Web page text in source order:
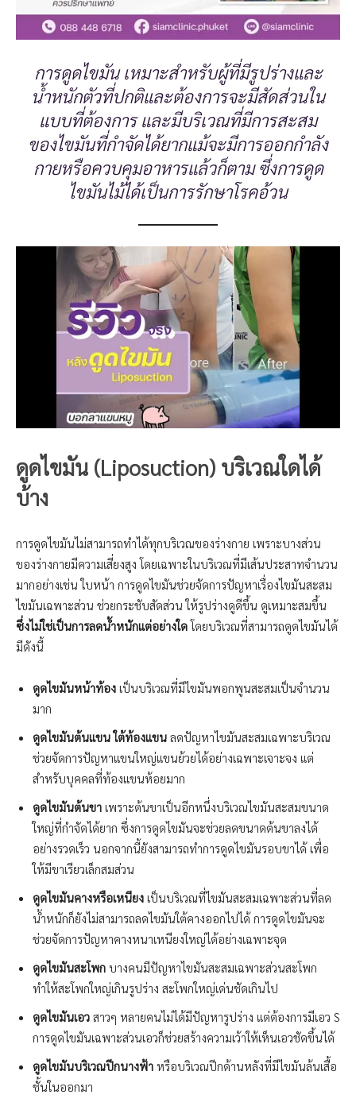
การดูดไขมัน เหมาะสำหรับผู้ที่มีรูปร่างและ
น้ำหนักตัวที่ปกติและต้องการจะมีสัดส่วนใน
แบบที่ต้องการ และมีบริเวณที่มีการสะสม
ของไขมันที่กำจัดได้ยากแม้จะมีการออกกำลัง
กายหรือควบคุมอาหารแล้วก็ตาม ซึ่งการดูด
ไขมันไม้ได้เป็นการรักษาโรคอ้วน
ดูดไขมัน (Liposuction) บริเวณใดได้
บ้าง
การดูดไขมันไม่สามารถทำได้ทุกบริเวณของร่างกาย เพราะบางส่วน
ของร่างกายมีความเสี่ยงสูง โดยเฉพาะในบริเวณที่มีเส้นประสาทจำนวน
มากอย่างเช่น ใบหน้า การดูดไขมันช่วยจัดการปัญหาเรื่องไขมันสะสม
ไขมันเฉพาะส่วน ช่วยกระชับสัดส่วน ให้รูปร่างดูดีขึ้น ดูเหมาะสมขึ้น
ซึ่งไม่ใช่เป็นการลดน้ำหนักแต่อย่างใดโดยบริเวณที่สามารถดูดไขมันได้
มีดังนี้
ดูดไขมันหน้าท้อง เป็นบริเวณที่มีไขมันพอกพูนสะสมเป็นจำนวน
มาก
ดูดไขมันต้นแขน ใต้ท้องแขน ลดปัญหาไขมันสะสมเฉพาะบริเวณ
ช่วยจัดการปัญหาแขนใหญ่แขนย้วยได้อย่างเฉพาะเจาะจง แต่
สำหรับบุคคลที่ท้องแขนห้อยมาก
ดูดไขมันต้นขา เพราะต้นขาเป็นอีกหนึ่งบริเวณไขมันสะสมขนาด
ใหญ่ที่กำจัดได้ยาก ซึ่งการดูดไขมันจะช่วยลดขนาดต้นขาลงได้
อย่างรวดเร็ว นอกจากนี้ยังสามารถทำการดูดไขมันรอบขาได้ เพื่อ
ให้มีขาเรียวเล็กสมส่วน
ดูดไขมันคางหรือเหนียง เป็นบริเวณที่ไขมันสะสมเฉพาะส่วนที่ลด
น้ำหนักก็ยังไม่สามารถลดไขมันใต้คางออกไปได้ การดูดไขมันจะ
ช่วยจัดการปัญหาคางหนาเหนียงใหญ่ได้อย่างเฉพาะจุด
ดูดไขมันสะโพก บางคนมีปัญหาไขมันสะสมเฉพาะส่วนสะโพก
ทำให้สะโพกใหญ่เกินรูปร่าง สะโพกใหญ่เด่นชัดเกินไป
ดูดไขมันเอว สาวๆ หลายคนไม่ได้มีปัญหารูปร่าง แต่ต้องการมีเอว S
การดูดไขมันเฉพาะส่วนเอวก็ช่วยสร้างความเว้าให้เห็นเอวชัดขึ้นได้
ดูดไขมันบริเวณปีกนางฟ้า หรือบริเวณปีกด้านหลังที่มีไขมันล้นเสื้อ
ชั้นในออกมา